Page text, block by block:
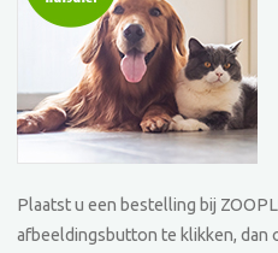
Plaatst u een bestelling bij
afbeeldingsbutton te klikken,